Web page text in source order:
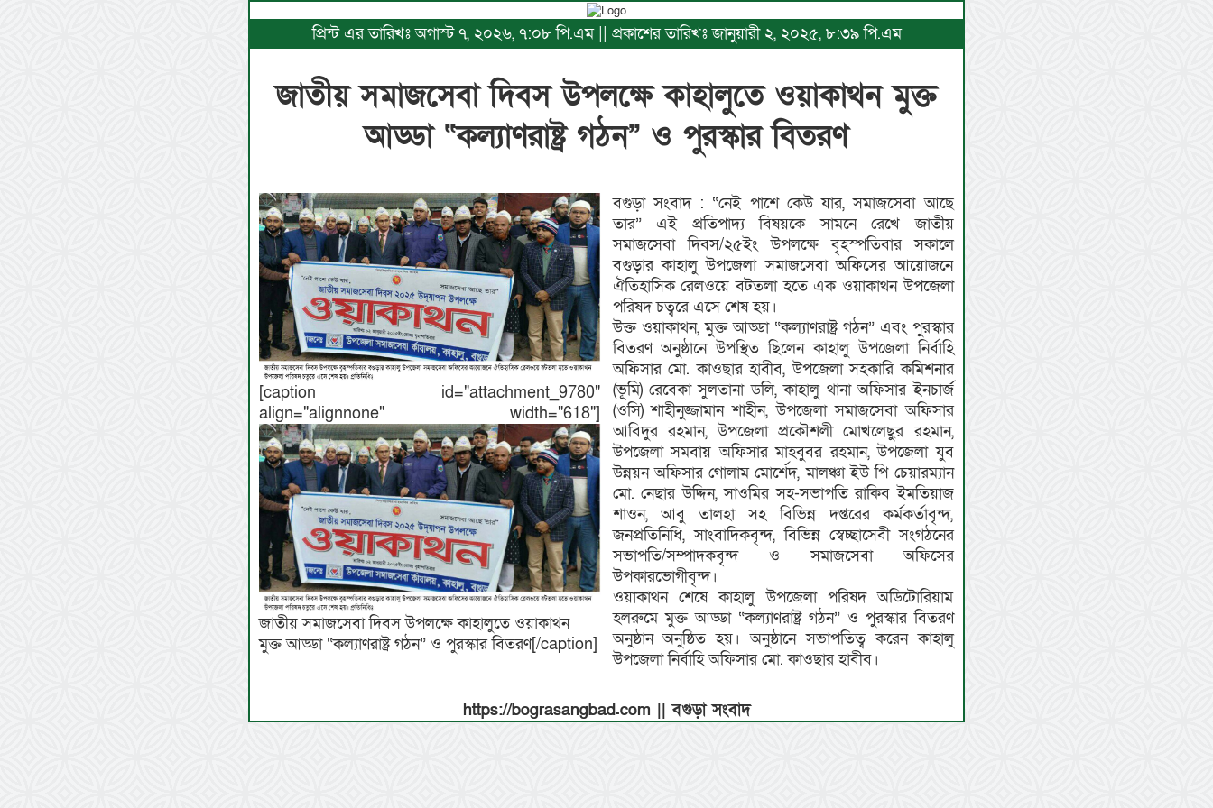
প্রিন্ট এর তারিখঃ অগাস্ট ৭, ২০২৬, ৭:০৮ পি.এম || প্রকাশের তারিখঃ জানুয়ারী ২, ২০২৫, ৮:৩৯ পি.এম
জাতীয় সমাজসেবা দিবস উপলক্ষে কাহালুতে ওয়াকাথন মুক্ত
আড্ডা “কল্যাণরাষ্ট্র গঠন” ও পুরস্কার বিতরণ
[caption id="attachment_9780"
align="alignnone" width="618"]
জাতীয় সমাজসেবা দিবস উপলক্ষে কাহালুতে ওয়াকাথন
মুক্ত আড্ডা “কল্যাণরাষ্ট্র গঠন” ও পুরস্কার বিতরণ[/caption]
বগুড়া সংবাদ : “নেই পাশে কেউ যার, সমাজসেবা আছে
তার” এই প্রতিপাদ্য বিষয়কে সামনে রেখে জাতীয়
সমাজসেবা দিবস/২৫ইং উপলক্ষে বৃহস্পতিবার সকালে
বগুড়ার কাহালু উপজেলা সমাজসেবা অফিসের আয়োজনে
ঐতিহাসিক রেলওয়ে বটতলা হতে এক ওয়াকাথন উপজেলা
পরিষদ চত্বরে এসে শেষ হয়।
উক্ত ওয়াকাথন, মুক্ত আড্ডা “কল্যাণরাষ্ট্র গঠন” এবং পুরস্কার
বিতরণ অনুষ্ঠানে উপস্থিত ছিলেন কাহালু উপজেলা নির্বাহি
অফিসার মো. কাওছার হাবীব, উপজেলা সহকারি কমিশনার
(ভূমি) রেবেকা সুলতানা ডলি, কাহালু থানা অফিসার ইনচার্জ
(ওসি) শাহীনুজ্জামান শাহীন, উপজেলা সমাজসেবা অফিসার
আবিদুর রহমান, উপজেলা প্রকৌশলী মোখলেছুর রহমান,
উপজেলা সমবায় অফিসার মাহবুবর রহমান, উপজেলা যুব
উন্নয়ন অফিসার গোলাম মোর্শেদ, মালঞ্চা ইউ পি চেয়ারম্যান
মো. নেছার উদ্দিন, সাওমির সহ-সভাপতি রাকিব ইমতিয়াজ
শাওন, আবু তালহা সহ বিভিন্ন দপ্তরের কর্মকর্তাবৃন্দ,
জনপ্রতিনিধি, সাংবাদিকবৃন্দ, বিভিন্ন স্বেচ্ছাসেবী সংগঠনের
সভাপতি/সম্পাদকবৃন্দ ও সমাজসেবা অফিসের
উপকারভোগীবৃন্দ।
ওয়াকাথন শেষে কাহালু উপজেলা পরিষদ অডিটোরিয়াম
হলরুমে মুক্ত আড্ডা “কল্যাণরাষ্ট্র গঠন” ও পুরস্কার বিতরণ
অনুষ্ঠান অনুষ্ঠিত হয়। অনুষ্ঠানে সভাপতিত্ব করেন কাহালু
উপজেলা নির্বাহি অফিসার মো. কাওছার হাবীব।
https://bograsangbad.com || বগুড়া সংবাদ